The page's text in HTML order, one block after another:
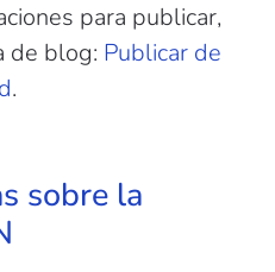
para publicar,
de blog: Publicar de
.
sobre la